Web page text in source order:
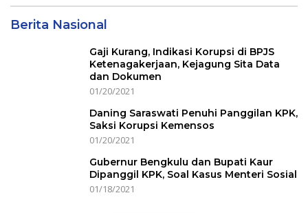
Berita Nasional
Gaji Kurang, Indikasi Korupsi di BPJS
Ketenagakerjaan, Kejagung Sita Data
dan Dokumen
01/20/2021
Daning Saraswati Penuhi Panggilan KPK,
Saksi Korupsi Kemensos
01/20/2021
Gubernur Bengkulu dan Bupati Kaur
Dipanggil KPK, Soal Kasus Menteri Sosial
01/18/2021